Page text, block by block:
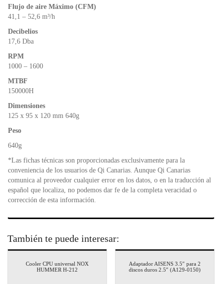
Flujo de aire Máximo (CFM)
41,1 – 52,6 m³/h
Decibelios
17,6 Dba
RPM
1000 – 1600
MTBF
150000H
Dimensiones
125 x 95 x 120 mm 640g
Peso
640g
*Las fichas técnicas son proporcionadas exclusivamente para la
conveniencia de los usuarios de Qi Canarias. Aunque Qi Canarias
comunica al proveedor cualquier error en los datos, o en la traducción al
español que localiza, no podemos dar fe de la completa veracidad o
corrección de esta información.
También te puede interesar:
Cooler CPU universal NOX
HUMMER H-212
Adaptador AISENS 3.5″ para 2
discos duros 2.5″ (A129-0150)